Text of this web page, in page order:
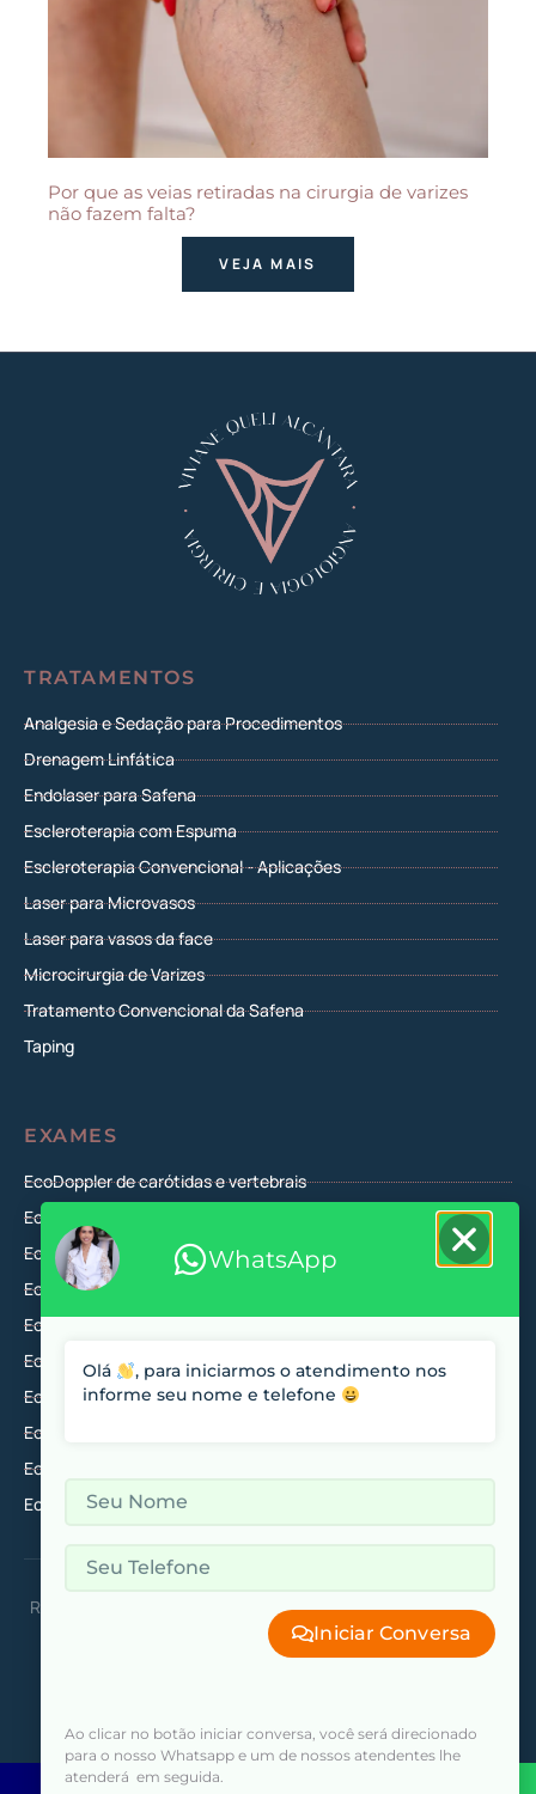
Por que as veias retiradas na cirurgia de varizes
não fazem falta?
VEJA MAIS
TRATAMENTOS
Analgesia e Sedação para Procedimentos
Drenagem Linfática
Endolaser para Safena
Escleroterapia com Espuma
Escleroterapia Convencional - Aplicações
Laser para Microvasos
Laser para vasos da face
Microcirurgia de Varizes
Tratamento Convencional da Safena
Taping
EXAMES
EcoDoppler de carótidas e vertebrais
EcoDoppler venoso de membros superiores
EcoDoppler arterial de membros superiores
EcoDoppler venoso de membros inferiores
EcoDoppler arterial de membros inferiores
EcoDoppler de aorta e ilíacas
EcoDoppler de aorta e artérias renais
EcoDoppler de fístulas para hemodiálise
EcoDoppler de artérias mesentéricas ou viscerais
EcoDoppler de veia cava inferior e de veias ilíacas
Responsável Técnica: Dra. Viviane Queli Macedo de Alcântara |
CRM/DF: 20979 - RQEs: 12512 E 12977
Desenvolvido por Criattus Agência
Ligue agora
WhatsApp
Olá , para iniciarmos o atendimento nos
informe seu nome e telefone
Iniciar Conversa
Ao clicar no botão iniciar conversa, você será direcionado
para o nosso Whatsapp e um de nossos atendentes lhe
atenderá em seguida.